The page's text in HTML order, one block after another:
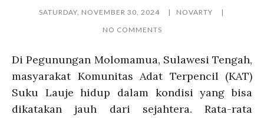
SATURDAY, NOVEMBER 30, 2024
NOVARTY
NO COMMENTS
Di Pegunungan Molomamua, Sulawesi Tengah,
masyarakat Komunitas Adat Terpencil (KAT)
Suku Lauje hidup dalam kondisi yang bisa
dikatakan jauh dari sejahtera. Rata-rata